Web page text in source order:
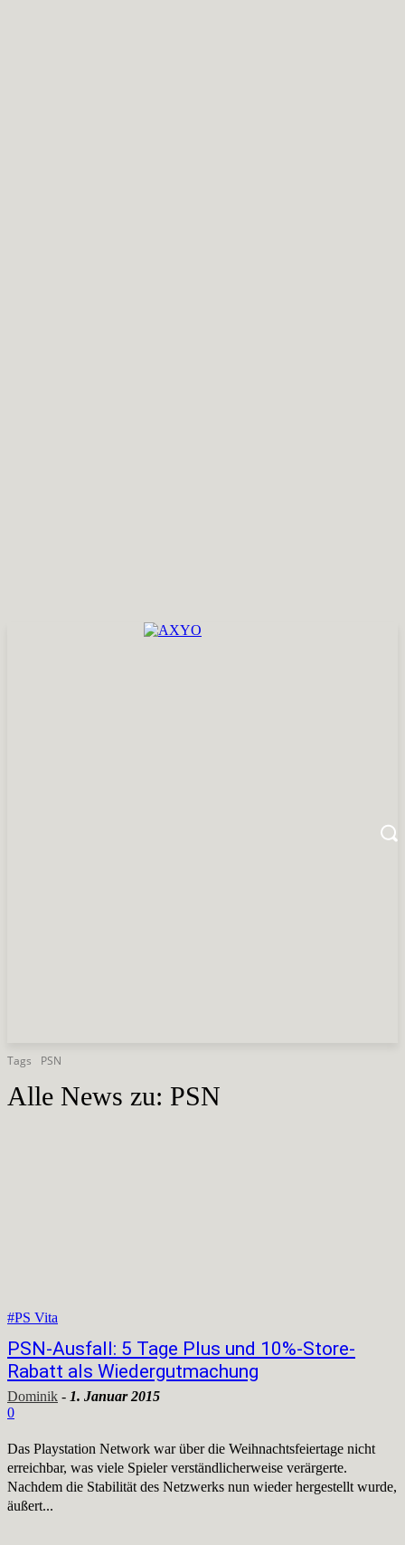
Tags PSN
Alle News zu: PSN
#PS Vita
PSN-Ausfall: 5 Tage Plus und 10%-Store-
Rabatt als Wiedergutmachung
Dominik - 1. Januar 2015
0
Das Playstation Network war über die Weihnachtsfeiertage nicht
erreichbar, was viele Spieler verständlicherweise verärgerte.
Nachdem die Stabilität des Netzwerks nun wieder hergestellt wurde,
äußert...